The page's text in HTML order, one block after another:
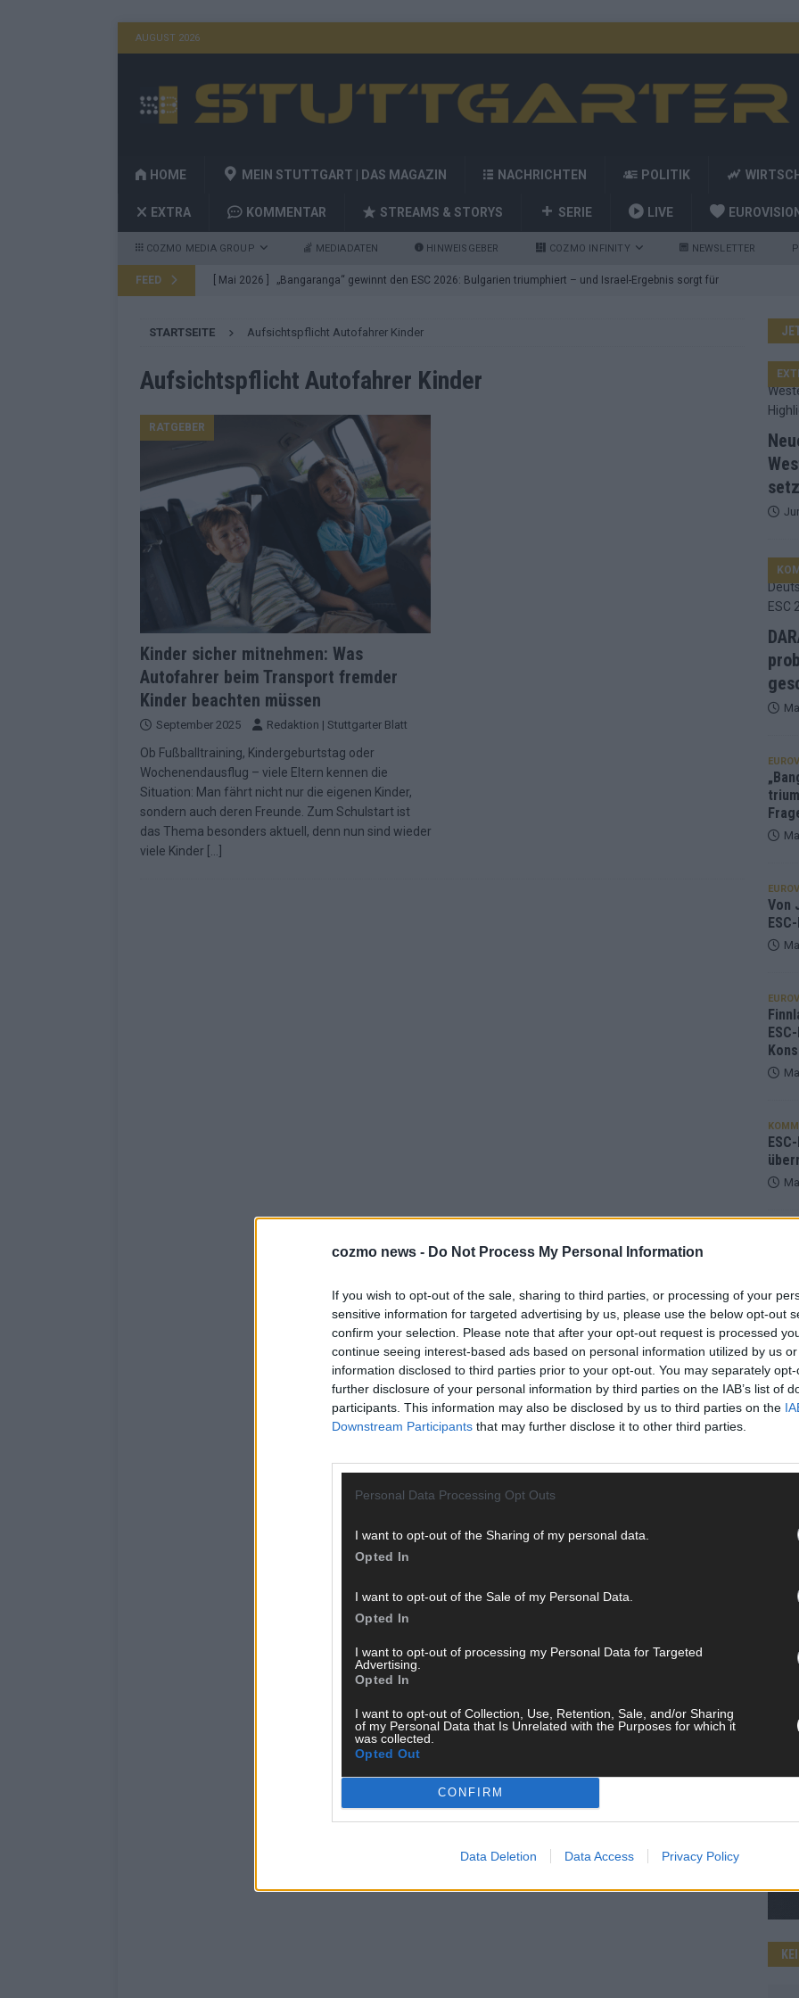
cozmo news - Do Not Process My Personal Information
If you wish to opt-out of the sale, sharing to third parties, or processing of your
sensitive information for targeted advertising by us, please use the below opt-out
confirm your selection. Please note that after your opt-out request is processed
continue seeing interest-based ads based on personal information utilized by us
information disclosed to third parties prior to your opt-out. You may separately
further disclosure of your personal information by third parties on the IAB’s list of
participants. This information may also be disclosed by us to third parties on the
Downstream Participants that may further disclose it to other third parties.
Personal Data Processing Opt Outs
I want to opt-out of the Sharing of my personal data.
Opted In
I want to opt-out of the Sale of my Personal Data.
Opted In
I want to opt-out of processing my Personal Data for Targeted
Advertising.
Opted In
I want to opt-out of Collection, Use, Retention, Sale, and/or Sharing
of my Personal Data that Is Unrelated with the Purposes for which it
was collected.
Opted Out
CONFIRM
Data Deletion Data Access Privacy Policy
AUGUST 2026
HOME MEIN STUTTGART | DAS MAGAZIN NACHRICHTEN POLITIK
EXTRA KOMMENTAR STREAMS & STORYS SERIE LIVE EUROVISION
COZMO MEDIA GROUP MEDIADATEN HINWEISGEBER COZMO INFINITY NEWSLETTER
FEED [ Mai 2026 ] „Bangaranga“ gewinnt den ESC 2026: Bulgarien triumphiert – und Israel-Ergebnis sorgt für
[ Mai 2026 ] Von JJ bis Lordi: Das sind die Showacts im ESC-Finale 2026 in Wien
[ Mai 2026 ] Finnland auf Platz 17, Deutschland auf Platz 2: ESC-Finale-Startreihenfolge hat
ESC-Finale 2026: Finnland Favorit, Australien überrascht – alle Acts und unsere Prognose
[ Mai 2026 ] „Douze Points“, Televoting, Jurys – die Geschichte der ESC-Wertung als Spiegel des
Wettbewerbs EUROVISION
[ Mai 2026 ] ESC-Finale komplett: 20 Qualifikanten, vier Big-Four-Länder, ein Gastgeber – alle Acts im
Überblick EUROVISION
[ Mai 2026 ] ESC 2026: JJ performt „Unknown“, Walzer zu kurz, Moderation zu provinziell – das Fazit zum
[ Mai 2026 ] Quoten vor ESC-Halbfinale 2: Dänemark vorne, Aserbaidschan chancenlos – Zypern
überrascht negativ
[ Juni 2026 ] Neue Themenwelt, neues Café, neue Westernstadt: Der Europa-Park 2026 setzt auf viele
Highlights EXTRA
[ Mai 2026 ] DARA gewinnt verdient, Israel problematisch, Deutschland strukturell gescheitert – das
Fazit zum ESC 2026 KOMMENTAR
STARTSEITE Aufsichtspflicht Autofahrer Kinder
Aufsichtspflicht Autofahrer Kinder
RATGEBER
Kinder sicher mitnehmen: Was
Autofahrer beim Transport fremder
Kinder beachten müssen
September 2025 Redaktion | Stuttgarter Blatt
Ob Fußballtraining, Kindergeburtstag oder
Wochenendausflug – viele Eltern kennen die
Situation: Man fährt nicht nur die eigenen Kinder,
sondern auch deren Freunde. Zum Schulstart ist
das Thema besonders aktuell, denn nun sind wieder
viele Kinder
Von